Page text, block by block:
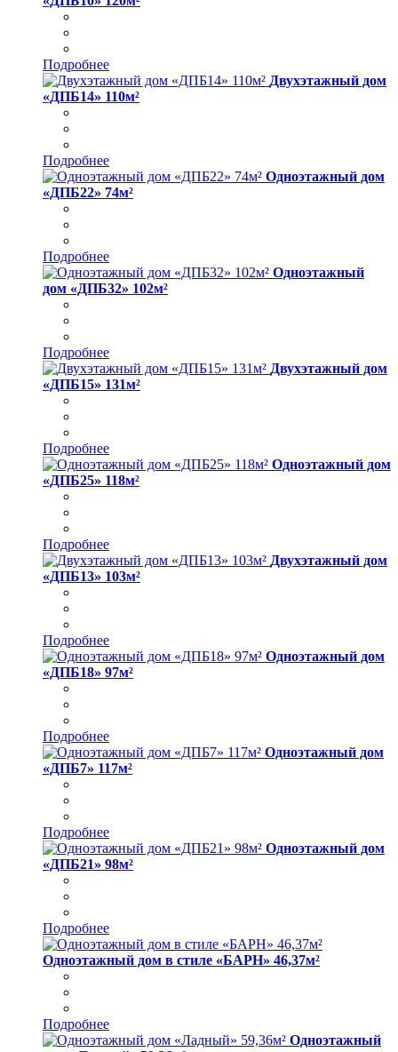
Подробнее
Двухэтажный дом
«ДПБ14» 110м²
Подробнее
Одноэтажный дом
«ДПБ22» 74м²
Подробнее
Одноэтажный
дом «ДПБ32» 102м²
Подробнее
Двухэтажный дом
«ДПБ15» 131м²
Подробнее
Одноэтажный дом
«ДПБ25» 118м²
Подробнее
Двухэтажный дом
«ДПБ13» 103м²
Подробнее
Одноэтажный дом
«ДПБ18» 97м²
Подробнее
Одноэтажный дом
«ДПБ7» 117м²
Подробнее
Одноэтажный дом
«ДПБ21» 98м²
Подробнее
Одноэтажный дом в стиле «БАРН» 46,37м²
Подробнее
Одноэтажный